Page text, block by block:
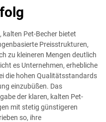
kalten Pet-Becher bietet
Preisstrukturen,
zu kleineren Mengen deutlich
es Unternehmen, erhebliche
die hohen Qualitätsstandards
einzubüßen. Das
der klaren, kalten Pet-
mit stetig günstigeren
so, ihre